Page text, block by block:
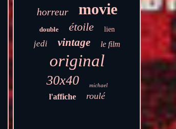
horreur movie
double étoile lien
jedi vintage le film
original
30x40 michael
l'affiche roulé